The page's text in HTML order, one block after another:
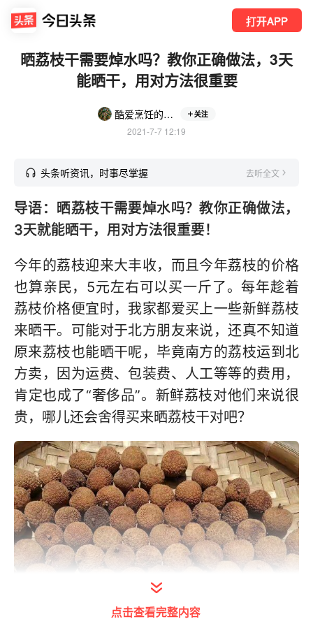
打开APP
晒荔枝干需要焯水吗？教你正确做法，3天
能晒干，用对方法很重要
酷爱烹饪的90后 关注
2021-7-7 12:19
头条听资讯，时事尽掌握 去听全文
导语：晒荔枝干需要焯水吗？教你正确做法，
3天就能晒干，用对方法很重要！
今年的荔枝迎来大丰收，而且今年荔枝的价格
也算亲民，5元左右可以买一斤了。每年趁着
荔枝价格便宜时，我家都爱买上一些新鲜荔枝
来晒干。可能对于北方朋友来说，还真不知道
原来荔枝也能晒干呢，毕竟南方的荔枝运到北
方卖，因为运费、包装费、人工等等的费用，
肯定也成了“奢侈品”。新鲜荔枝对他们来说很
贵，哪儿还会舍得买来晒荔枝干对吧？
点击查看完整内容